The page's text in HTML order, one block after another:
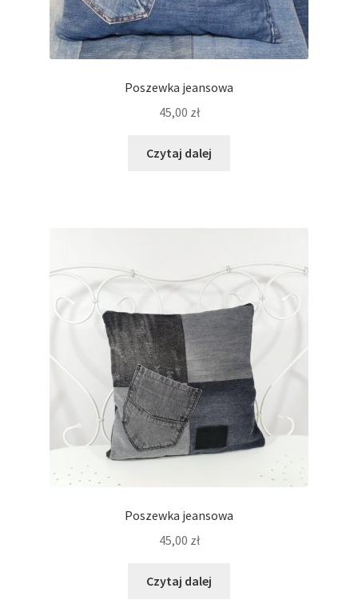
Poszewka jeansowa
45,00 zł
Czytaj dalej
Poszewka jeansowa
45,00 zł
Czytaj dalej